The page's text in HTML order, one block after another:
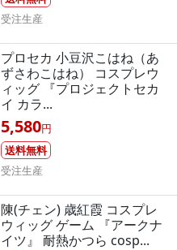
受注生産
プロセカ 小豆沢こはね（あ
ずさわこはね） コスプレウ
ィッグ 『プロジェクトセカ
イ カラ...
5,580円
送料無料
受注生産
陳(チェン) 歳紅霞 コスプレ
ウィッグ ゲーム 『アークナ
イツ』 耐熱かつら cosp...